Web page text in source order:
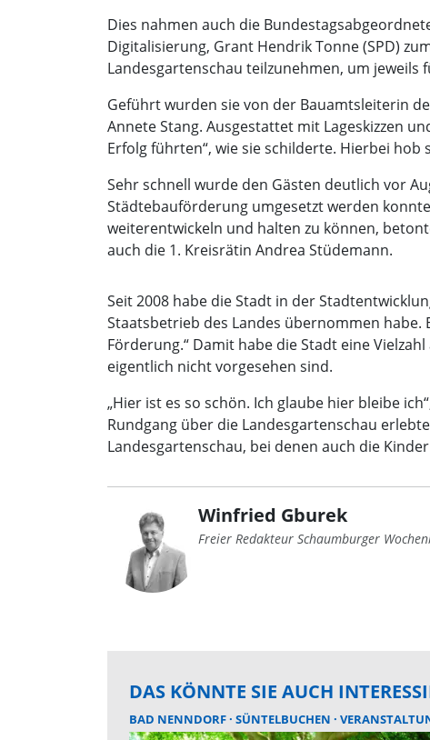
Dies nahmen auch die
Digitalisierung, Grant Hendrik Tonne (SPD)
Landesgartenschau teilzunehmen, um
Geführt wurden sie von der Bauamtsleiterin
Annete Stang. Ausgestattet mit Lageskizzen
Erfolg führten“, wie sie schilderte. Hierbei
Sehr schnell wurde den Gästen deutlich vor
Städtebauförderung umgesetzt werden
weiterentwickeln und halten zu können,
auch die 1. Kreisrätin Andrea Stüdemann.
Seit 2008 habe die Stadt in der
Staatsbetrieb des Landes übernommen
Förderung.“ Damit habe die Stadt eine
eigentlich nicht vorgesehen sind.
„Hier ist es so schön. Ich glaube hier bleibe
Rundgang über die Landesgartenschau
Landesgartenschau, bei denen auch die
Winfried Gburek
Freier Redakteur Schaumburger
DAS KÖNNTE SIE AUCH
BAD NENNDORF SÜNTELBUCHEN